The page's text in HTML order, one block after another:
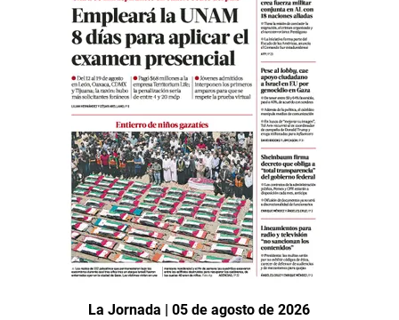
La Jornada | 05 de agosto de 2026